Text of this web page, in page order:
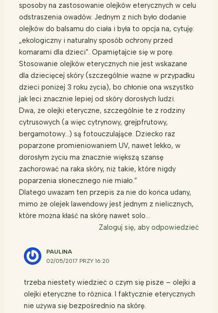
sposoby na zastosowanie olejków eterycznych w celu
odstraszenia owadów. Jednym z nich było dodanie
olejków do balsamu do ciała i była to opcja na, cytuję:
„ekologiczny i naturalny sposób ochrony przed
komarami dla dzieci”. Opamiętajcie się w porę.
Stosowanie olejków eterycznych nie jest wskazane
dla dziecięcej skóry (szczególnie ważne w przypadku
dzieci poniżej 3 roku życia), bo chłonie ona wszystko
jak leci znacznie lepiej od skóry dorosłych ludzi.
Dwa, że olejki eteryczne, szczególnie te z rodziny
cytrusowych (a więc cytrynowy, grejpfrutowy,
bergamotowy…) są fotouczulające. Dziecko raz
poparzone promieniowaniem UV, nawet lekko, w
dorosłym życiu ma znacznie większą szansę
zachorować na raka skóry, niż takie, które nigdy
poparzenia słonecznego nie miało.”
Dlatego uważam ten przepis za nie do końca udany,
mimo że olejek lawendowy jest jednym z nielicznych,
które można kłaść na skórę nawet solo…
Zaloguj się, aby odpowiedzieć
PAULINA
02/05/2017 PRZY 16:20
trzeba niestety wiedzieć o czym się pisze – olejki a
olejki eteryczne to różnica. I faktycznie eterycznych
nie używa się bezpośrednio na skórę.